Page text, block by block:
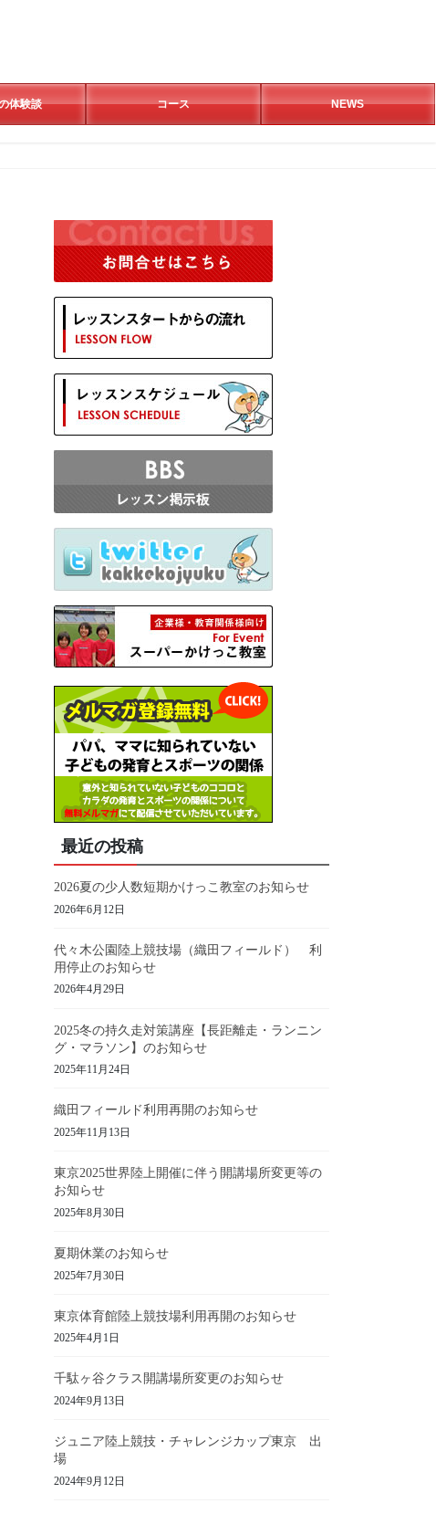
体験談 コース NEWS
最近の投稿
2026夏の少人数短期かけっこ教室のお知らせ
2026年6月12日
代々木公園陸上競技場（織田フィールド） 利
用停止のお知らせ
2026年4月29日
2025冬の持久走対策講座【長距離走・ランニン
グ・マラソン】のお知らせ
2025年11月24日
織田フィールド利用再開のお知らせ
2025年11月13日
東京2025世界陸上開催に伴う開講場所変更等の
お知らせ
2025年8月30日
夏期休業のお知らせ
2025年7月30日
東京体育館陸上競技場利用再開のお知らせ
2025年4月1日
千駄ヶ谷クラス開講場所変更のお知らせ
2024年9月13日
ジュニア陸上競技・チャレンジカップ東京 出
場
2024年9月12日